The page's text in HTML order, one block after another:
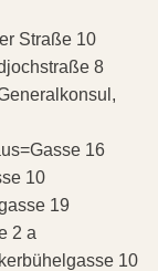
Straße 10
8
16
10
19
2 a
10